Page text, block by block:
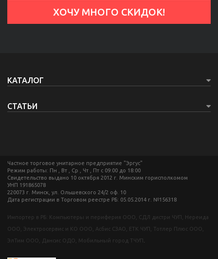
КАТАЛОГ
СТАТЬИ
Частное торговое унитарное предприятие "Эргус"
Режим работы: Пн , Вт , Ср , Чт , Пт c 09:00 до 18:00
Свидетельство выдано 10 октября 2012 г. Минским горисполкомом
УНП 191865078
220073 г. Минск, ул. Ольшевского 24/2 оф. 10
Дата регистрации в Торговом реестре РБ: 05.05.2014 г. №156318
Импортер в РБ: Компьютеры и периферия ООО, СДЛ дистри ЧУП, Нереида
ООО, Электросервис и КО ООО, Асбис СЗАО, ЕТК ЧУП, Тотлер Плюс ООО,
ЭлТим ООО, Дансис ОДО, Мобильный город ТЧУП